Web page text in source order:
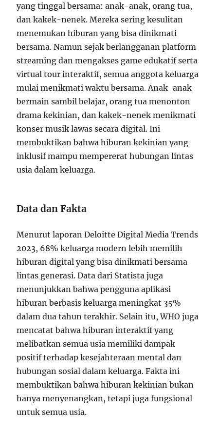
yang tinggal bersama: anak-anak, orang tua,
dan kakek-nenek. Mereka sering kesulitan
menemukan hiburan yang bisa dinikmati
bersama. Namun sejak berlangganan platform
streaming dan mengakses game edukatif serta
virtual tour interaktif, semua anggota keluarga
mulai menikmati waktu bersama. Anak-anak
bermain sambil belajar, orang tua menonton
drama kekinian, dan kakek-nenek menikmati
konser musik lawas secara digital. Ini
membuktikan bahwa hiburan kekinian yang
inklusif mampu mempererat hubungan lintas
usia dalam keluarga.
Data dan Fakta
Menurut laporan Deloitte Digital Media Trends
2023, 68% keluarga modern lebih memilih
hiburan digital yang bisa dinikmati bersama
lintas generasi. Data dari Statista juga
menunjukkan bahwa pengguna aplikasi
hiburan berbasis keluarga meningkat 35%
dalam dua tahun terakhir. Selain itu, WHO juga
mencatat bahwa hiburan interaktif yang
melibatkan semua usia memiliki dampak
positif terhadap kesejahteraan mental dan
hubungan sosial dalam keluarga. Fakta ini
membuktikan bahwa hiburan kekinian bukan
hanya menyenangkan, tetapi juga fungsional
untuk semua usia.